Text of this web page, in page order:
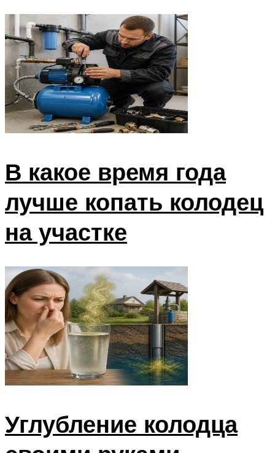
В какое время года
лучше копать колодец
на участке
Углубление колодца